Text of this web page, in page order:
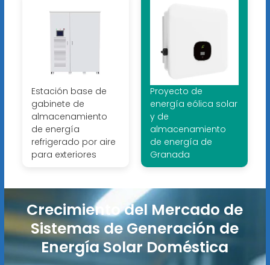
Estación base de
gabinete de
almacenamiento
de energía
refrigerado por aire
para exteriores
Proyecto de
energía eólica solar
y de
almacenamiento
de energía de
Granada
Crecimiento del Mercado de
Sistemas de Generación de
Energía Solar Doméstica